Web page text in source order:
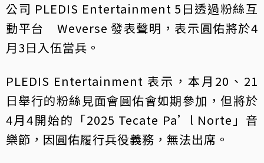
公司 PLEDIS Entertainment 5日透過粉絲互
動平台 Weverse 發表聲明，表示圓佑將於4
月3日入伍當兵。
PLEDIS Entertainment 表示，本月20、21
日舉行的粉絲見面會圓佑會如期參加，但將於
4月4開始的「2025 Tecate Pa’l Norte」音
樂節，因圓佑履行兵役義務，無法出席。